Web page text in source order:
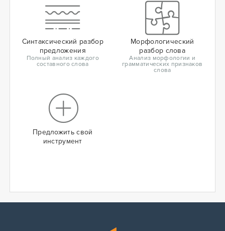
Синтаксический разбор
предложения
Полный анализ каждого
составного слова
Морфологический
разбор слова
Анализ морфологии и
грамматических признаков
слова
Предложить свой
инструмент